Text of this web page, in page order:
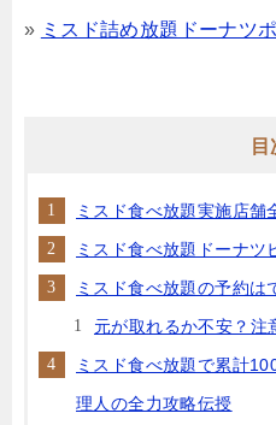
» ミスド詰め放題ドーナツ
目
ミスド食べ放題実施店舗
ミスド食べ放題ドーナツ
ミスド食べ放題の予約は
元が取れるか不安？注
ミスド食べ放題で累計
理人の全力攻略伝授